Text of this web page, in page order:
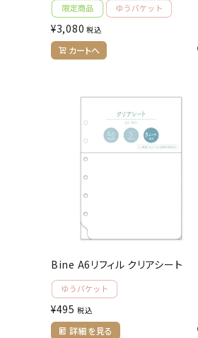
アイテムから探す
INFORMATION
プライバシーポリシー
特定商取引法について
ようこそ ゲスト 様
ログイン
¥3,080 税込
カートへ
Bine A6リフィル クリアシート
¥495 税込
詳細を見る